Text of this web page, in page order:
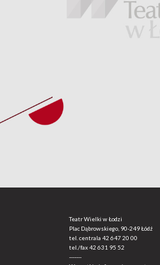
Teatr Wielki w Łodzi
Plac Dąbrowskiego, 90-249 Łódź
tel. centrala 42 647 20 00
tel./fax42 631 95 52
-------